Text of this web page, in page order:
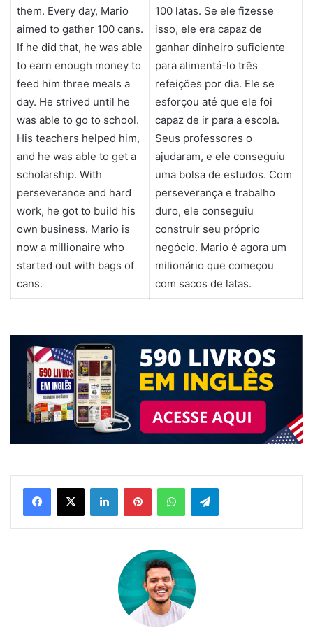
them. Every day, Mario
aimed to gather 100 cans.
If he did that, he was able
to earn enough money to
feed him three meals a
day. He strived until he
was able to go to school.
His teachers helped him,
and he was able to get a
scholarship. With
perseverance and hard
work, he got to build his
own business. Mario is
now a millionaire who
started out with bags of
cans.
100 latas. Se ele fizesse
isso, ele era capaz de
ganhar dinheiro suficiente
para alimentá-lo três
refeições por dia. Ele se
esforçou até que ele foi
capaz de ir para a escola.
Seus professores o
ajudaram, e ele conseguiu
uma bolsa de estudos. Com
perseverança e trabalho
duro, ele conseguiu
construir seu próprio
negócio. Mario é agora um
milionário que começou
com sacos de latas.
LinkedinPinterestWhatsAppTelegram